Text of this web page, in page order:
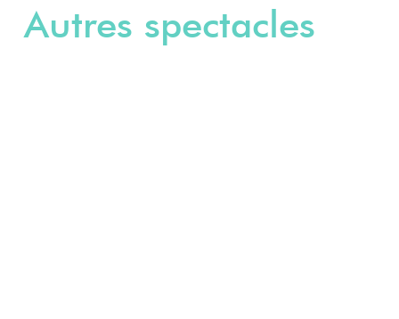
Autres spectacles